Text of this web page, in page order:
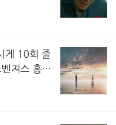
책이에요 ! 지난 회, 선양우(조한선 분)
게 10회 줄
져스 홍보
기톱, 전
놓은 노트에요 ! 지난 회, 준하(남주혁